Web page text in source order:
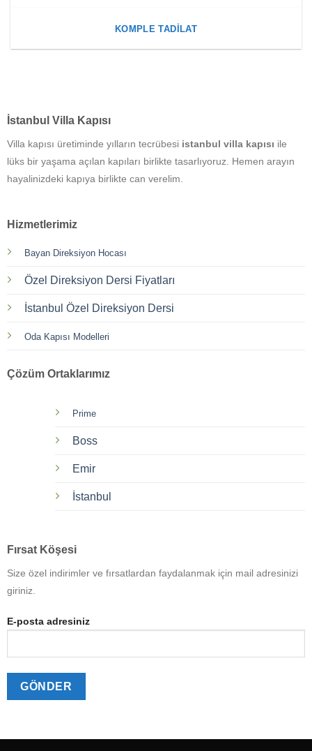
KOMPLE TADILAT
İstanbul Villa Kapısı
Villa kapısı üretiminde yılların tecrübesi istanbul villa kapısı ile
lüks bir yaşama açılan kapıları birlikte tasarlıyoruz. Hemen arayın
hayalinizdeki kapıya birlikte can verelim.
Hizmetlerimiz
Bayan Direksiyon Hocası
Özel Direksiyon Dersi Fiyatları
İstanbul Özel Direksiyon Dersi
Oda Kapısı Modelleri
Çözüm Ortaklarımız
Prime
Boss
Emir
İstanbul
Fırsat Köşesi
Size özel indirimler ve fırsatlardan faydalanmak için mail adresinizi
giriniz.
E-posta adresiniz